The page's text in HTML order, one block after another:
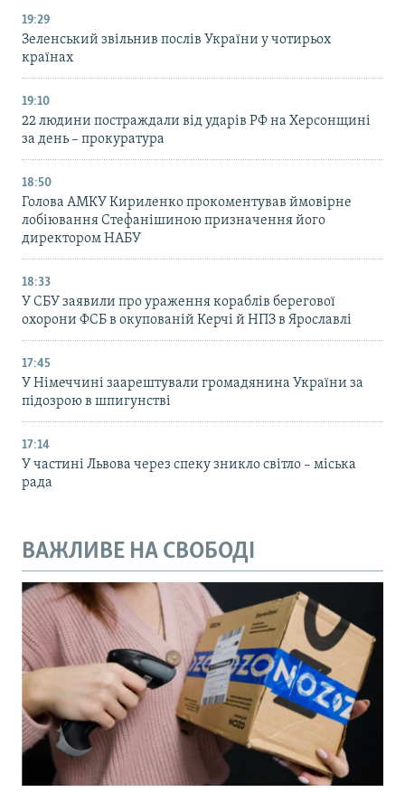
19:29
Зеленський звільнив послів України у чотирьох
країнах
19:10
22 людини постраждали від ударів РФ на Херсонщині
за день – прокуратура
18:50
Голова АМКУ Кириленко прокоментував ймовірне
лобіювання Стефанішиною призначення його
директором НАБУ
18:33
У СБУ заявили про ураження кораблів берегової
охорони ФСБ в окупованій Керчі й НПЗ в Ярославлі
17:45
У Німеччині заарештували громадянина України за
підозрою в шпигунстві
17:14
У частині Львова через спеку зникло світло – міська
рада
ВАЖЛИВЕ НА СВОБОДІ